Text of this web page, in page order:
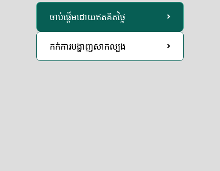
យុទ្ធសាស្ត្រ LinkedIn ថ្ងៃនេះ។
ចាប់ផ្តើមដោយឥតគិតថ្លៃ